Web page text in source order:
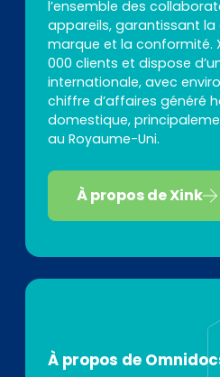
l’ensemble des
appareils, garantissant la
marque et la conformité.
000 clients et dispose
internationale, avec
chiffre d’affaires généré
domestique,
au Royaume-Uni.
À propos de Xink
À propos de